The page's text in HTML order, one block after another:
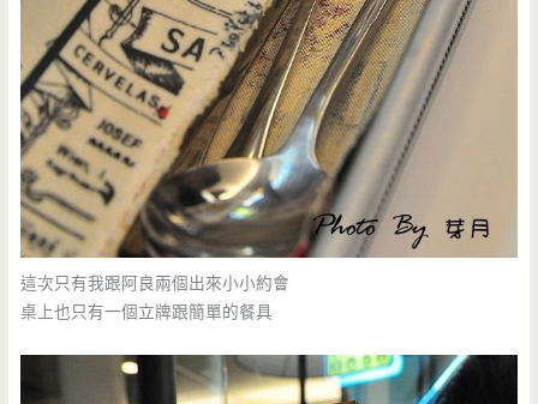
這次只有我跟阿良兩個出來小小約會
桌上也只有一個立牌跟簡單的餐具